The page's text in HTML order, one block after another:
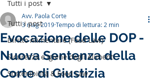
Tutti i post
Diritto Alimentare (Food Law)
Sicurezza e Igiene degli Alimenti
Sostenibilità & Food Law
Tutti i post
Evocazione delle DOP -
Nuova Sentenza della
Corte di Giustizia
Avv. Paola Corte
3 mag 2019Tempo di lettura: 2 min